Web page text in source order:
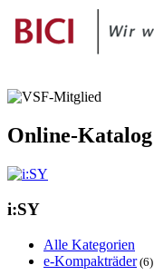
Online-Katalog
i:SY
Alle Kategorien
e-Kompakträder(6)